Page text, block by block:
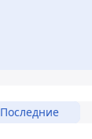
Последние